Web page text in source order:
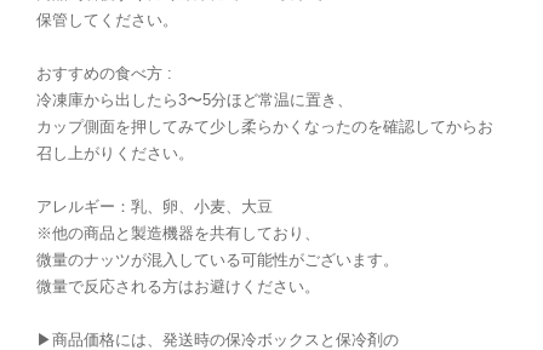
保管してください。
おすすめの食べ方 :
冷凍庫から出したら3〜5分ほど常温に置き、
カップ側面を押してみて少し柔らかくなったのを確認してからお
召し上がりください。
アレルギー：乳、卵、小麦、大豆
※他の商品と製造機器を共有しており、
微量のナッツが混入している可能性がございます。
微量で反応される方はお避けください。
▶︎商品価格には、発送時の保冷ボックスと保冷剤の